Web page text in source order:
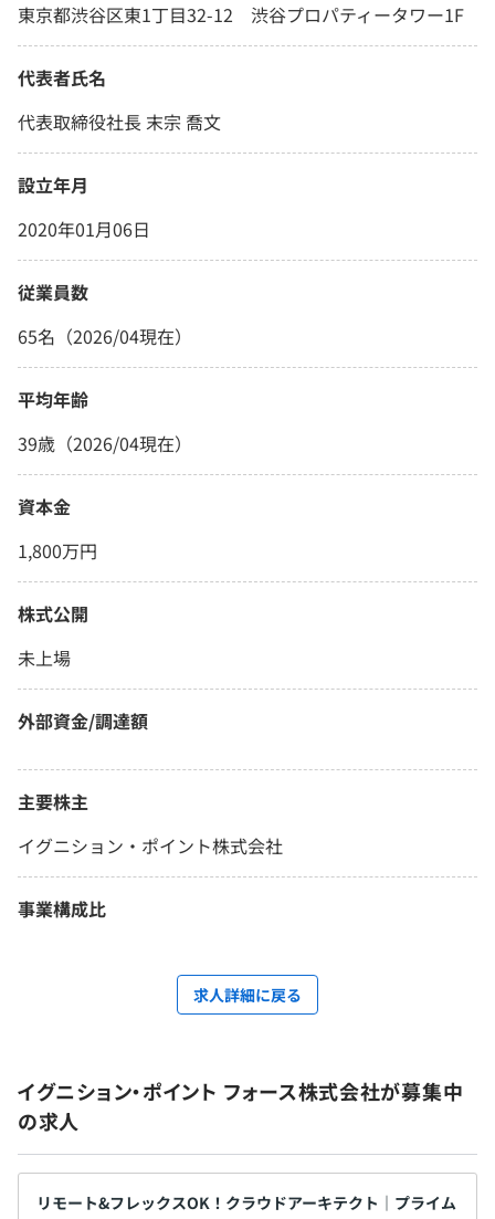
東京都渋谷区東1丁目32-12 渋谷プロパティータワー1F
代表者氏名
代表取締役社長 末宗 喬文
設立年月
2020年01月06日
従業員数
65名（2026/04現在）
平均年齢
39歳（2026/04現在）
資本金
1,800万円
株式公開
未上場
外部資金/調達額
主要株主
イグニション・ポイント株式会社
事業構成比
求人詳細に戻る
イグニション・ポイント フォース株式会社が募集中
の求人
リモート&フレックスOK！クラウドアーキテクト｜プライム